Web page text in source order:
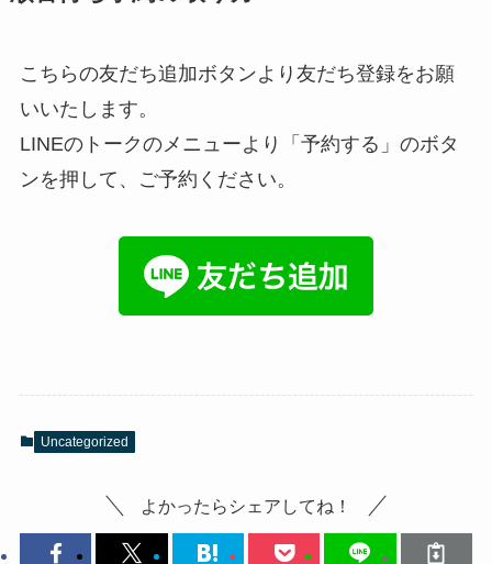
こちらの友だち追加ボタンより友だち登録をお願
いいたします。
LINEのトークのメニューより「予約する」のボタ
ンを押して、ご予約ください。
Uncategorized
よかったらシェアしてね！